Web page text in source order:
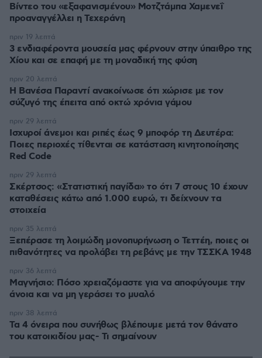
Βίντεο του «εξαφανισμένου» Μοτζτάμπα Χαμενεΐ
προαναγγέλλει η Τεχεράνη
3 ενδιαφέροντα μουσεία μας φέρνουν στην ύπαιθρο της
Χίου και σε επαφή με τη μοναδική της φύση
πριν 19 λεπτά
Η Βανέσα Παραντί ανακοίνωσε ότι χώρισε με τον
σύζυγό της έπειτα από οκτώ χρόνια γάμου
πριν 20 λεπτά
Ισχυροί άνεμοι και ριπές έως 9 μποφόρ τη Δευτέρα:
Ποιες περιοχές τίθενται σε κατάσταση κινητοποίησης
Red Code
πριν 29 λεπτά
Σκέρτσος: «Στατιστική παγίδα» το ότι 7 στους 10 έχουν
καταθέσεις κάτω από 1.000 ευρώ, τι δείχνουν τα
στοιχεία
πριν 29 λεπτά
Ξεπέρασε τη λοιμώδη μονοπυρήνωση ο Τεττέη, ποιες οι
πιθανότητες να προλάβει τη ρεβάνς με την ΤΣΣΚΑ 1948
πριν 35 λεπτά
Μαγνήσιο: Πόσο χρειαζόμαστε για να αποφύγουμε την
άνοια και να μη γεράσει το μυαλό
πριν 36 λεπτά
Τα 4 όνειρα που συνήθως βλέπουμε μετά τον θάνατο
του κατοικιδίου μας- Τι σημαίνουν
πριν 38 λεπτά